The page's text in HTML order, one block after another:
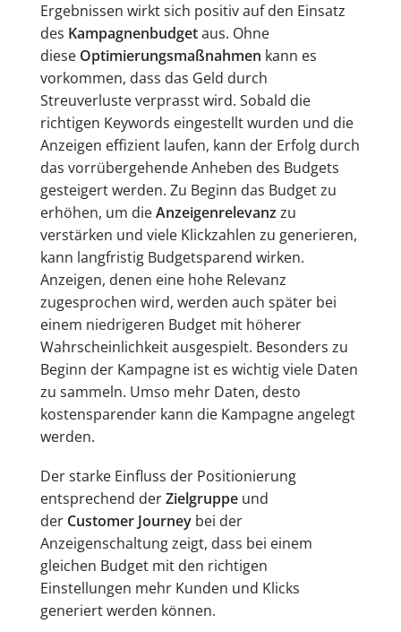
Ergebnissen wirkt sich positiv auf den Einsatz
des Kampagnenbudgetaus. Ohne
diese Optimierungsmaßnahmen kann es
vorkommen, dass das Geld durch
Streuverluste verprasst wird. Sobald die
richtigen Keywords eingestellt wurden und die
Anzeigen effizient laufen, kann der Erfolg durch
das vorrübergehende Anheben des Budgets
gesteigert werden. Zu Beginn das Budget zu
erhöhen, um dieAnzeigenrelevanzzu
verstärken und viele Klickzahlen zu generieren,
kann langfristig Budgetsparend wirken.
Anzeigen, denen eine hohe Relevanz
zugesprochen wird, werden auch später bei
einem niedrigeren Budget mit höherer
Wahrscheinlichkeit ausgespielt. Besonders zu
Beginn der Kampagne ist es wichtig viele Daten
zu sammeln. Umso mehr Daten, desto
kostensparender kann die Kampagne angelegt
werden.
Der starke Einfluss der Positionierung
entsprechend derZielgruppeund
der Customer Journey bei der
Anzeigenschaltung zeigt, dass bei einem
gleichen Budget mit den richtigen
Einstellungen mehr Kunden und Klicks
generiert werden können.